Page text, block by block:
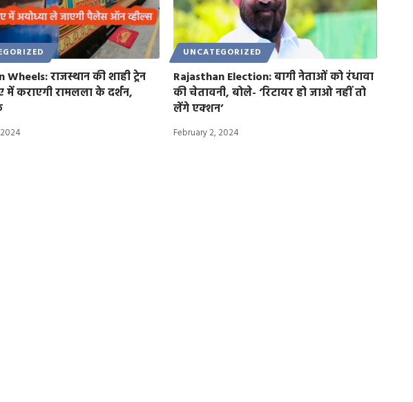
Wheels: राजस्थान की शाही ट्रेन
में कराएगी रामलला के दर्शन,
UNCATEGORIZED
Rajasthan Election: बागी नेताओं को रंधावा
की चेतावनी, बोले- ‘रिटायर हो जाओ नहीं तो
लेंगे एक्शन’
February 2, 2024